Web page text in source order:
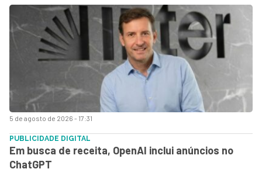
5 de agosto de 2026 - 17:31
PUBLICIDADE DIGITAL
Em busca de receita, OpenAI inclui anúncios no
ChatGPT